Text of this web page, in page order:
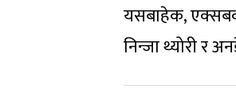
यसबाहेक,
निन्जा थ्योरी र